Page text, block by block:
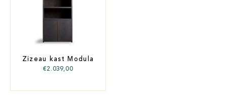
Zizeau kast Modula
€2.039,00